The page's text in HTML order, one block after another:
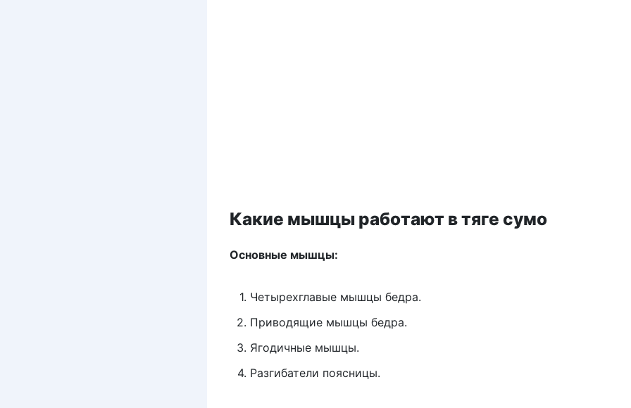
Какие мышцы работают в тяге сумо
Основные мышцы:
Четырехглавые мышцы бедра.
Приводящие мышцы бедра.
Ягодичные мышцы.
Разгибатели поясницы.